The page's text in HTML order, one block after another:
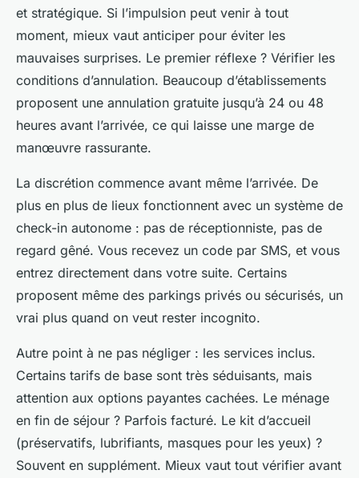
et stratégique. Si l’impulsion peut venir à tout
moment, mieux vaut anticiper pour éviter les
mauvaises surprises. Le premier réflexe ? Vérifier les
conditions d’annulation. Beaucoup d’établissements
proposent une annulation gratuite jusqu’à 24 ou 48
heures avant l’arrivée, ce qui laisse une marge de
manœuvre rassurante.
La discrétion commence avant même l’arrivée. De
plus en plus de lieux fonctionnent avec un système de
check-in autonome : pas de réceptionniste, pas de
regard gêné. Vous recevez un code par SMS, et vous
entrez directement dans votre suite. Certains
proposent même des parkings privés ou sécurisés, un
vrai plus quand on veut rester incognito.
Autre point à ne pas négliger : les services inclus.
Certains tarifs de base sont très séduisants, mais
attention aux options payantes cachées. Le ménage
en fin de séjour ? Parfois facturé. Le kit d’accueil
(préservatifs, lubrifiants, masques pour les yeux) ?
Souvent en supplément. Mieux vaut tout vérifier avant